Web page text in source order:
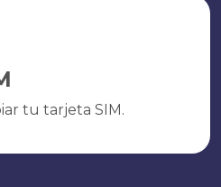
tu tarjeta SIM.